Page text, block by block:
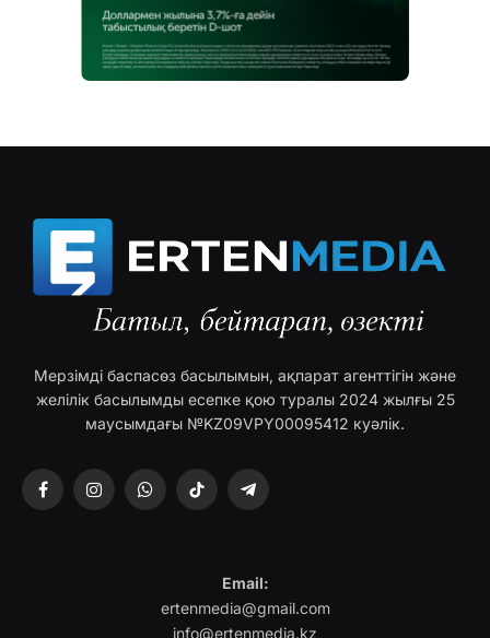
Мерзімді баспасөз басылымын, ақпарат агенттігін және
желілік басылымды есепке қою туралы 2024 жылғы 25
маусымдағы №KZ09VPY00095412 куәлік.
FacebookInstagramWhatsAppTikTok Telegram
Email:
ertenmedia@gmail.com
info@ertenmedia.kz